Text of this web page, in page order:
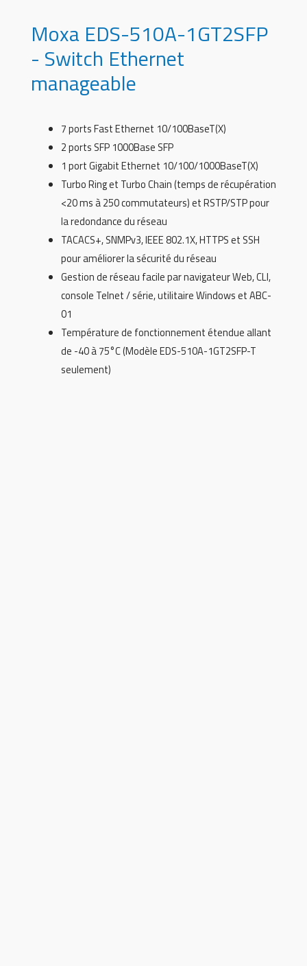
Moxa EDS-510A-1GT2SFP
- Switch Ethernet
manageable
7 ports Fast Ethernet 10/100BaseT(X)
2 ports SFP 1000Base SFP
1 port Gigabit Ethernet 10/100/1000BaseT(X)
Turbo Ring et Turbo Chain (temps de récupération
<20 ms à 250 commutateurs) et RSTP/STP pour
la redondance du réseau
TACACS+, SNMPv3, IEEE 802.1X, HTTPS et SSH
pour améliorer la sécurité du réseau
Gestion de réseau facile par navigateur Web, CLI,
console Telnet / série, utilitaire Windows et ABC-
01
Température de fonctionnement étendue allant
de -40 à 75°C (Modèle EDS-510A-1GT2SFP-T
seulement)